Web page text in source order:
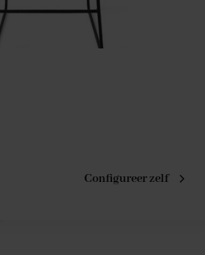
Configureer zelf